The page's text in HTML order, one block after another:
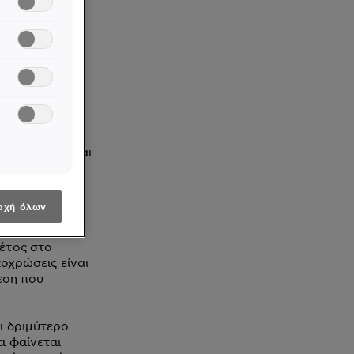
Υπέρξανθο
ρίξτε μια
κάνουν
που
θα βρείτε και
τις
λάμψη.
φυσικές
τις απαλές
στο
είναι
που
δριμύτερο
όλων